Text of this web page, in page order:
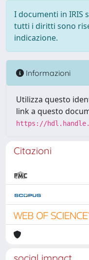
I documenti in IRIS
tutti i diritti sono
indicazione.
Informazioni
Utilizza questo
link a questo
https://
Citazioni